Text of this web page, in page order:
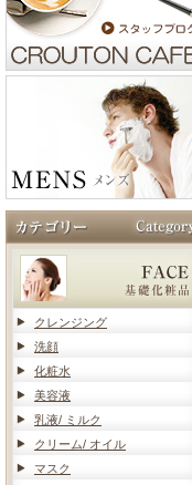
クレンジング
洗顔
化粧水
美容液
乳液/ ミルク
クリーム/ オイル
マスク